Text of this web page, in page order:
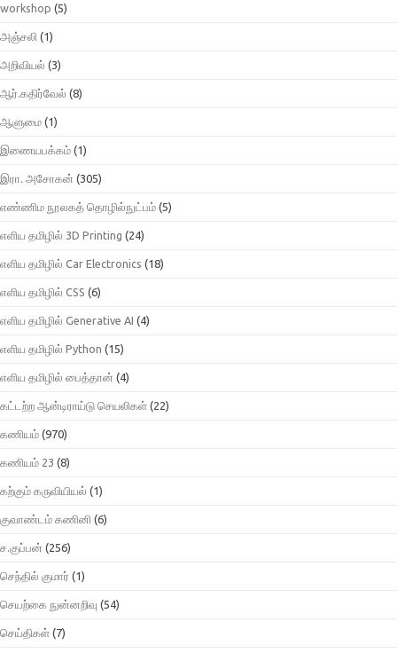
workshop (5)
அஞ்சலி (1)
அறிவியல் (3)
ஆர்.கதிர்வேல் (8)
ஆளுமை (1)
இணையபக்கம் (1)
இரா. அசோகன் (305)
எண்ணிம நூலகத் தொழில்நுட்பம் (5)
எளிய தமிழில் 3D Printing (24)
எளிய தமிழில் Car Electronics (18)
எளிய தமிழில் CSS (6)
எளிய தமிழில் Generative AI (4)
எளிய தமிழில் Python (15)
எளிய தமிழில் பைத்தான் (4)
கட்டற்ற ஆன்டிராய்டு செயலிகள் (22)
கணியம் (970)
கணியம் 23 (8)
கற்கும் கருவியியல் (1)
குவாண்டம் கணினி (6)
ச.குப்பன் (256)
செந்தில் குமார் (1)
செயற்கை நுன்னறிவு (54)
செய்திகள் (7)